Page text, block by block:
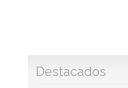
Destacados